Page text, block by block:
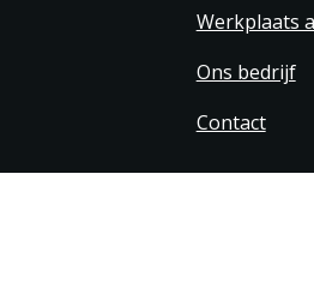
Werkplaats
Ons bedrijf
Contact